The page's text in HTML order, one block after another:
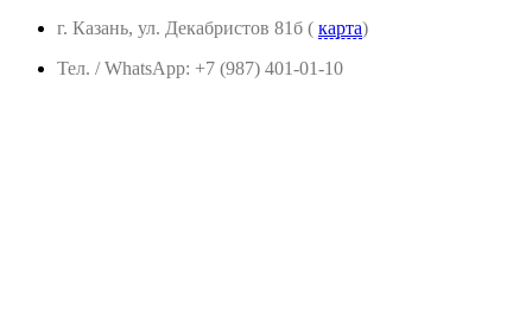
г. Казань, ул. Декабристов 81б ( карта)
Тел. / WhatsApp: +7 (987) 401-01-10